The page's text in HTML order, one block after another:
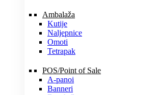
Ambalaža
Kutije
Naljepnice
Omoti
Tetrapak
POS/Point of Sale
A-panoi
Banneri